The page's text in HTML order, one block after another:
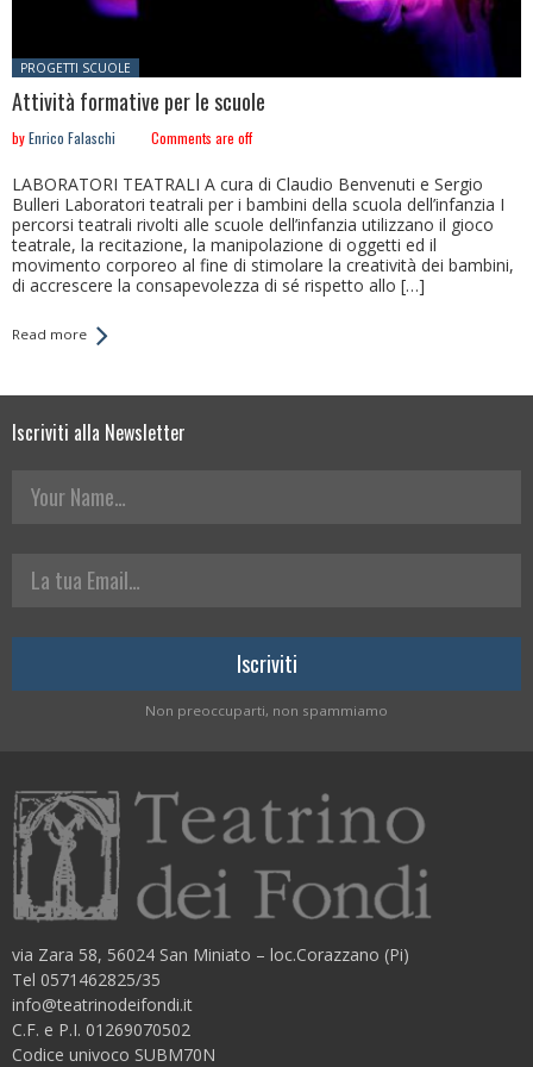
Posted in:
PROGETTI SCUOLE
Attività formative per le scuole
byEnrico Falaschi Comments are off
LABORATORI TEATRALI A cura di Claudio Benvenuti e Sergio
Bulleri Laboratori teatrali per i bambini della scuola dell’infanzia I
percorsi teatrali rivolti alle scuole dell’infanzia utilizzano il gioco
teatrale, la recitazione, la manipolazione di oggetti ed il
movimento corporeo al fine di stimolare la creatività dei bambini,
di accrescere la consapevolezza di sé rispetto allo […]
Read more
Iscriviti alla Newsletter
Your Name
La tua Email
Non preoccuparti, non spammiamo
via Zara 58, 56024 San Miniato – loc.Corazzano (Pi)
Tel 0571462825/35
info@teatrinodeifondi.it
C.F. e P.I. 01269070502
Codice univoco SUBM70N